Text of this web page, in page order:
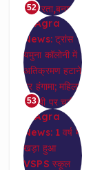
52
53